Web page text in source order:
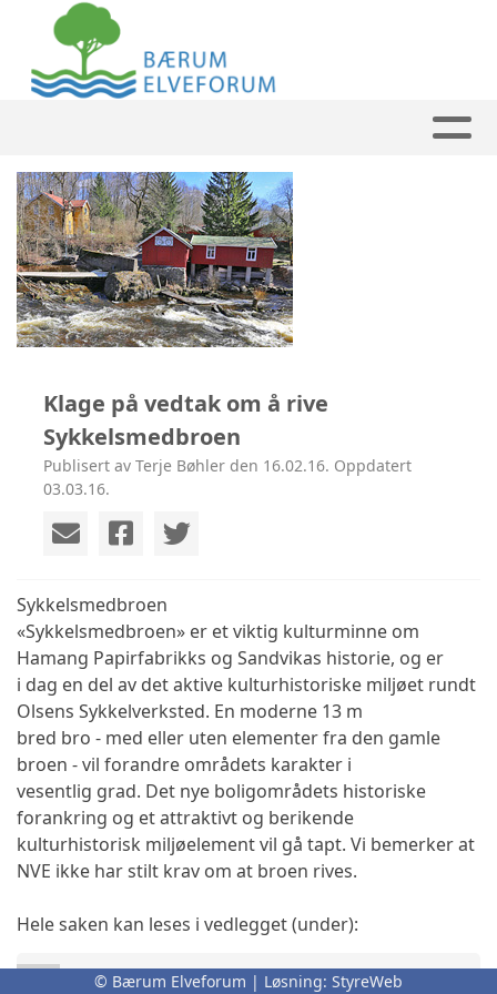
Klage på vedtak om å rive
Sykkelsmedbroen
Publisert av Terje Bøhler den 16.02.16. Oppdatert
03.03.16.
Sykkelsmedbroen
«Sykkelsmedbroen» er et viktig kulturminne om
Hamang Papirfabrikks og Sandvikas historie, og er
i dag en del av det aktive kulturhistoriske miljøet rundt
Olsens Sykkelverksted. En moderne 13 m
bred bro - med eller uten elementer fra den gamle
broen - vil forandre områdets karakter i
vesentlig grad. Det nye boligområdets historiske
forankring og et attraktivt og berikende
kulturhistorisk miljøelement vil gå tapt. Vi bemerker at
NVE ikke har stilt krav om at broen rives.
Hele saken kan leses i vedlegget (under):
2016.02.11 Klage Bjørnegårdsvingen 11-13
© Bærum Elveforum | Løsning: StyreWeb